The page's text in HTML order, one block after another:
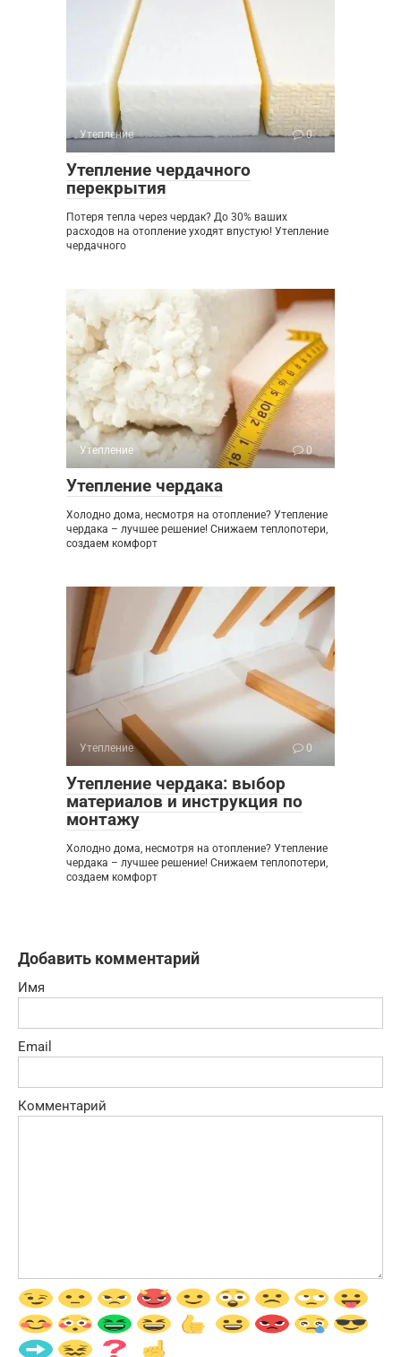
Утепление 0
Утепление чердачного
перекрытия
Потеря тепла через чердак? До 30% ваших
расходов на отопление уходят впустую! Утепление
чердачного
Утепление 0
Утепление чердака
Холодно дома, несмотря на отопление? Утепление
чердака – лучшее решение! Снижаем теплопотери,
создаем комфорт
Утепление 0
Утепление чердака: выбор
материалов и инструкция по
монтажу
Холодно дома, несмотря на отопление? Утепление
чердака – лучшее решение! Снижаем теплопотери,
создаем комфорт
Добавить комментарий
Имя
Email
Комментарий